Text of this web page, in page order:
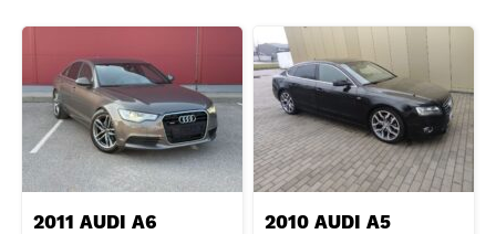
2011 AUDI A6 2010 AUDI A5